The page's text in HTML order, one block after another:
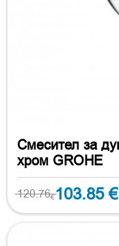
Смесител за
хром GROHE
120.76€103.85 €